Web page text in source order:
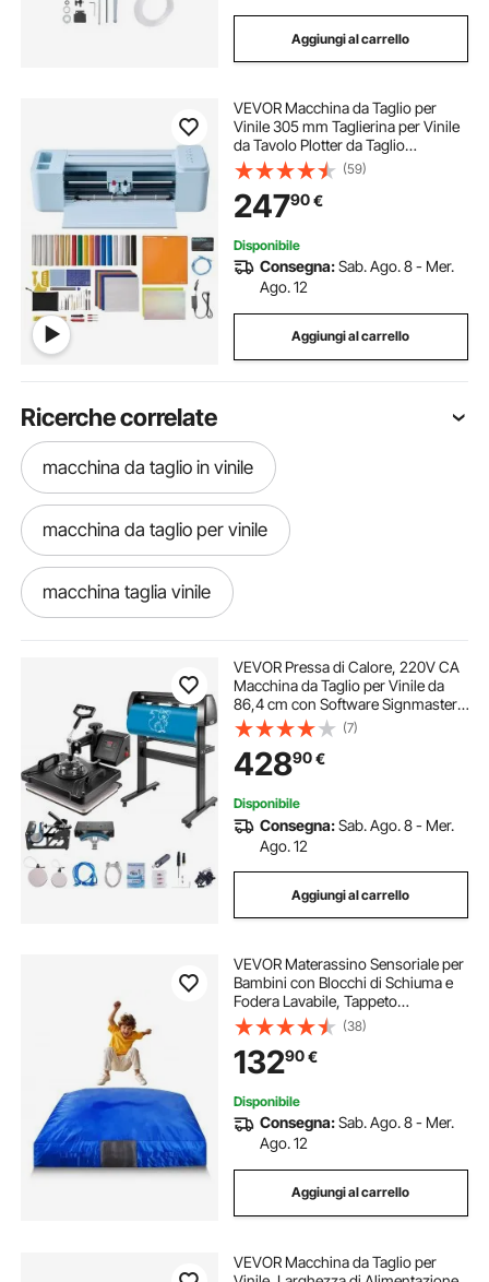
Aggiungi al carrello
VEVOR Macchina da Taglio per
Vinile 305 mm Taglierina per Vinile
da Tavolo Plotter da Taglio
Termovinile per Biglietti
Personalizzati Decorazioni Fai-da-
te Sistema Compatibile Mac
Windows Android iOS
(59)
24790€
Disponibile
Consegna:Sab. Ago. 8 - Mer.
Ago. 12
Aggiungi al carrello
Ricerche correlate
macchina da taglio in vinile
macchina da taglio per vinile
macchina taglia vinile
macchina taglia legno
macchina taglia laser macchina taglio laser
macchina a taglio laser
macchina da taglio laser
macchina da taglio e stampa
macchina da taglio tessuti
macchina taglia tessuti
macchina per taglio tessuti
VEVOR Pressa di Calore, 220V CA
Macchina da Taglio per Vinile da
86,4 cm con Software Signmaster,
38 x 30 cm Pressa a Caldo 5 in 1
con Controller LED Digitale, Plotter
da Taglio Professionale
(7)
42890€
Disponibile
Consegna:Sab. Ago. 8 - Mer.
Ago. 12
Aggiungi al carrello
VEVOR Materassino Sensoriale per
Bambini con Blocchi di Schiuma e
Fodera Lavabile, Tappeto
Sensoriale per Bambini Grande
Zona di Atterraggio in Schiuma,
Materassino da Casa per
Ginnastica Allenamento
(38)
13290€
Disponibile
Consegna:Sab. Ago. 8 - Mer.
Ago. 12
Aggiungi al carrello
VEVOR Macchina da Taglio per